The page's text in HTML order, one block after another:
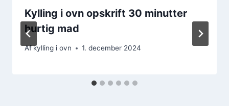
Kylling i ovn opskrift 30 minutter
hurtig mad
Afkylling i ovn 1. december 2024